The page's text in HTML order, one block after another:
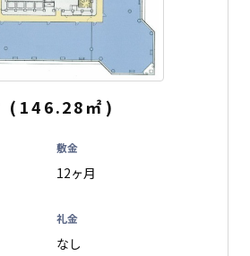
( 146.28㎡ )
敷金
12ヶ月
礼金
なし